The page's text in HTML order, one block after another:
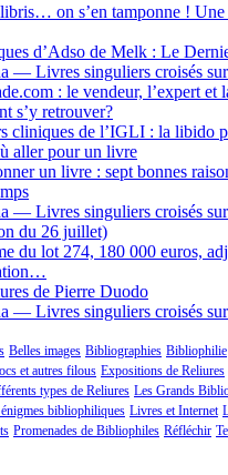
on s’en tamponne !
d’Adso de Melk : Le
— Livres singuliers croisés
: le vendeur, l’expert
s’y retrouver?
cliniques de l’IGLI : la libido
aller pour un livre
un livre : sept bonnes
— Livres singuliers croisés
du 26 juillet)
du lot 274, 180 000 euros,
de Pierre Duodo
— Livres singuliers croisés
Belles images Bibliographies Bibliophilie
et autres filous Expositions de Reliures
types de Reliures Les Grands
bibliophiliques Livres et Internet
Promenades de Bibliophiles Réfléchir